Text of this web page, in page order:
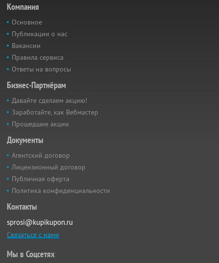
Компания
Основное
Публикации о нас
Вакансии
Правила сервиса
Ответы на вопросы
Бизнес-Партнёрам
Давайте сделаем акцию!
Заработайте, как Вебмастер
Прошедшие акции
Документы
Агентский договор
Лицензионный договор
Публичная оферта
Политика конфиденциальности
Контакты
sprosi@kupikupon.ru
Связаться с нами
Мы в Соцсетях